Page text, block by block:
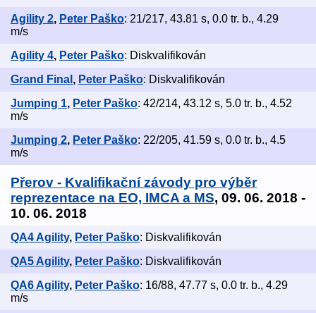
Agility 2, Peter Paško: 21/217, 43.81 s, 0.0 tr. b., 4.29
m/s
Agility 4, Peter Paško: Diskvalifikován
Grand Final , Peter Paško: Diskvalifikován
Jumping 1, Peter Paško: 42/214, 43.12 s, 5.0 tr. b., 4.52
m/s
Jumping 2, Peter Paško: 22/205, 41.59 s, 0.0 tr. b., 4.5
m/s
Přerov - Kvalifikační závody pro výběr
reprezentace na EO, IMCA a MS, 09. 06. 2018 -
10. 06. 2018
QA4 Agility, Peter Paško: Diskvalifikován
QA5 Agility, Peter Paško: Diskvalifikován
QA6 Agility, Peter Paško: 16/88, 47.77 s, 0.0 tr. b., 4.29
m/s